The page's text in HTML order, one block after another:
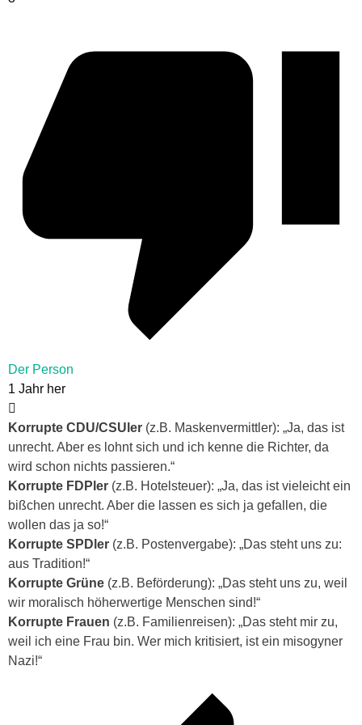
Der Person
1 Jahr her
Korrupte CDU/CSUler (z.B. Maskenvermittler): „Ja, das ist
unrecht. Aber es lohnt sich und ich kenne die Richter, da
wird schon nichts passieren.“
Korrupte FDPler (z.B. Hotelsteuer): „Ja, das ist vieleicht ein
bißchen unrecht. Aber die lassen es sich ja gefallen, die
wollen das ja so!“
Korrupte SPDler (z.B. Postenvergabe): „Das steht uns zu:
aus Tradition!“
Korrupte Grüne (z.B. Beförderung): „Das steht uns zu, weil
wir moralisch höherwertige Menschen sind!“
Korrupte Frauen (z.B. Familienreisen): „Das steht mir zu,
weil ich eine Frau bin. Wer mich kritisiert, ist ein misogyner
Nazi!“